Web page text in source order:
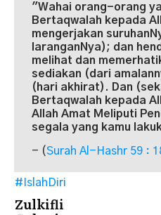
"Wahai orang-orang
Bertaqwalah kepada
mengerjakan
laranganNya); dan
melihat dan
sediakan (dari
(hari akhirat). Dan
Bertaqwalah kepada
Allah Amat Meliputi
segala yang kamu
- (Surah Al-Hashr 59 :
#IslahDiri
Zulkifli